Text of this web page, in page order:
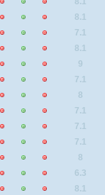
8.1
7.1
8.1
9
7.1
8
7.1
7.1
7.1
8
6.3
8.1